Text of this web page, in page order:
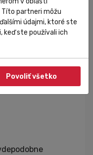
Títo partneri môžu
údajmi, ktoré ste
keď ste používali ich
Povoliť všetko